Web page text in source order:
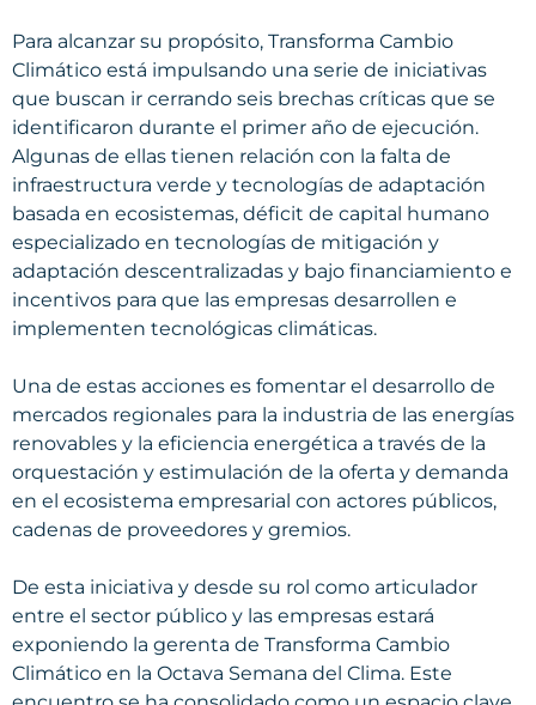
Para alcanzar su propósito, Transforma Cambio
Climático está impulsando una serie de iniciativas
que buscan ir cerrando seis brechas críticas que se
identificaron durante el primer año de ejecución.
Algunas de ellas tienen relación con la falta de
infraestructura verde y tecnologías de adaptación
basada en ecosistemas, déficit de capital humano
especializado en tecnologías de mitigación y
adaptación descentralizadas y bajo financiamiento e
incentivos para que las empresas desarrollen e
implementen tecnológicas climáticas.
Una de estas acciones es fomentar el desarrollo de
mercados regionales para la industria de las energías
renovables y la eficiencia energética a través de la
orquestación y estimulación de la oferta y demanda
en el ecosistema empresarial con actores públicos,
cadenas de proveedores y gremios.
De esta iniciativa y desde su rol como articulador
entre el sector público y las empresas estará
exponiendo la gerenta de Transforma Cambio
Climático en la Octava Semana del Clima. Este